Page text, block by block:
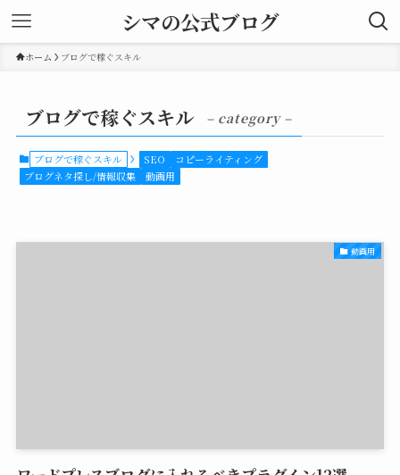
シマの公式ブログ
ホーム ブログで稼ぐスキル
ブログで稼ぐスキル – category –
ブログで稼ぐスキル SEO
コピーライティング
ブログネタ探し/情報収集
動画用
動画用